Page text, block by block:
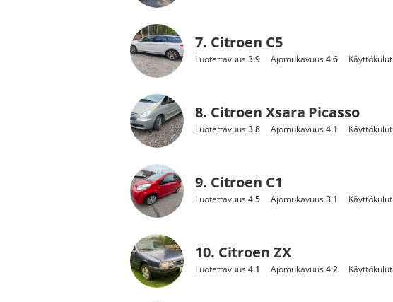
7. Citroen C5
Luotettavuus3.9 Ajomukavuus4.6 Käyttökulut
8. Citroen Xsara Picasso
Luotettavuus3.8 Ajomukavuus4.1 Käyttökulut
9. Citroen C1
Luotettavuus4.5 Ajomukavuus3.1 Käyttökulut
10. Citroen ZX
Luotettavuus4.1 Ajomukavuus4.2 Käyttökulut